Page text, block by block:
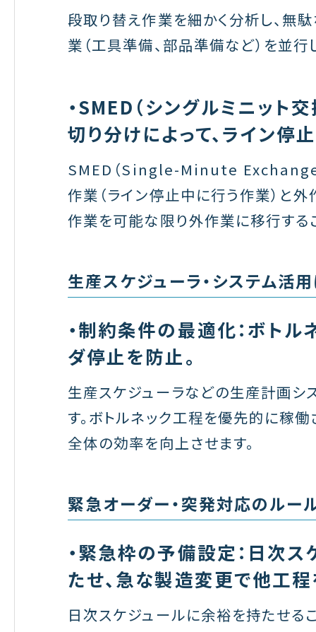
段取り替え作業を細かく分析し、無
業（工具準備、部品準備など）を並行
・SMED（シングルミニット
切り分けによって、ライン停
SMED（Single-Minute Exchange
作業（ライン停止中に行う作業）と
作業を可能な限り外作業に移行する
生産スケジューラ・システム活
・制約条件の最適化：ボト
ダ停止を防止。
生産スケジューラなどの生産計画シ
す。ボトルネック工程を優先的に稼
全体の効率を向上させます。
緊急オーダー・突発対応のルー
・緊急枠の予備設定：日次
たせ、急な製造変更で他工
日次スケジュールに余裕を持たせる